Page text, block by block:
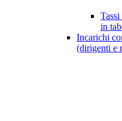
in
Incarichi
(dirigenti e